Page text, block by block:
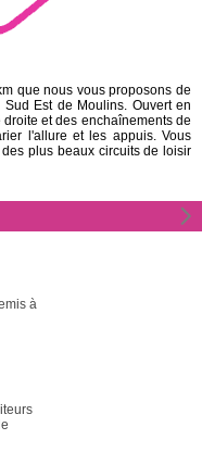
à
que nous vous proposons de
Est de Moulins. Ouvert en
et des enchaînements de
l'allure et les appuis. Vous
plus beaux circuits de loisir